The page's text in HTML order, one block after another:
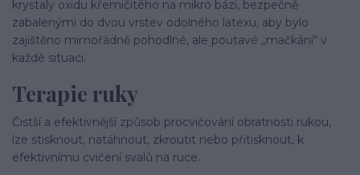
krystaly oxidu křemičitého na mikro bázi, bezpečně
zabalenými do dvou vrstev odolného latexu, aby bylo
zajištěno mimořádně pohodlné, ale poutavé „mačkání“ v
každé situaci.
Terapie ruky
Čistší a efektivnější způsob procvičování obratnosti rukou,
lze stisknout, natáhnout, zkroutit nebo přitisknout, k
efektivnímu cvičení svalů na ruce.